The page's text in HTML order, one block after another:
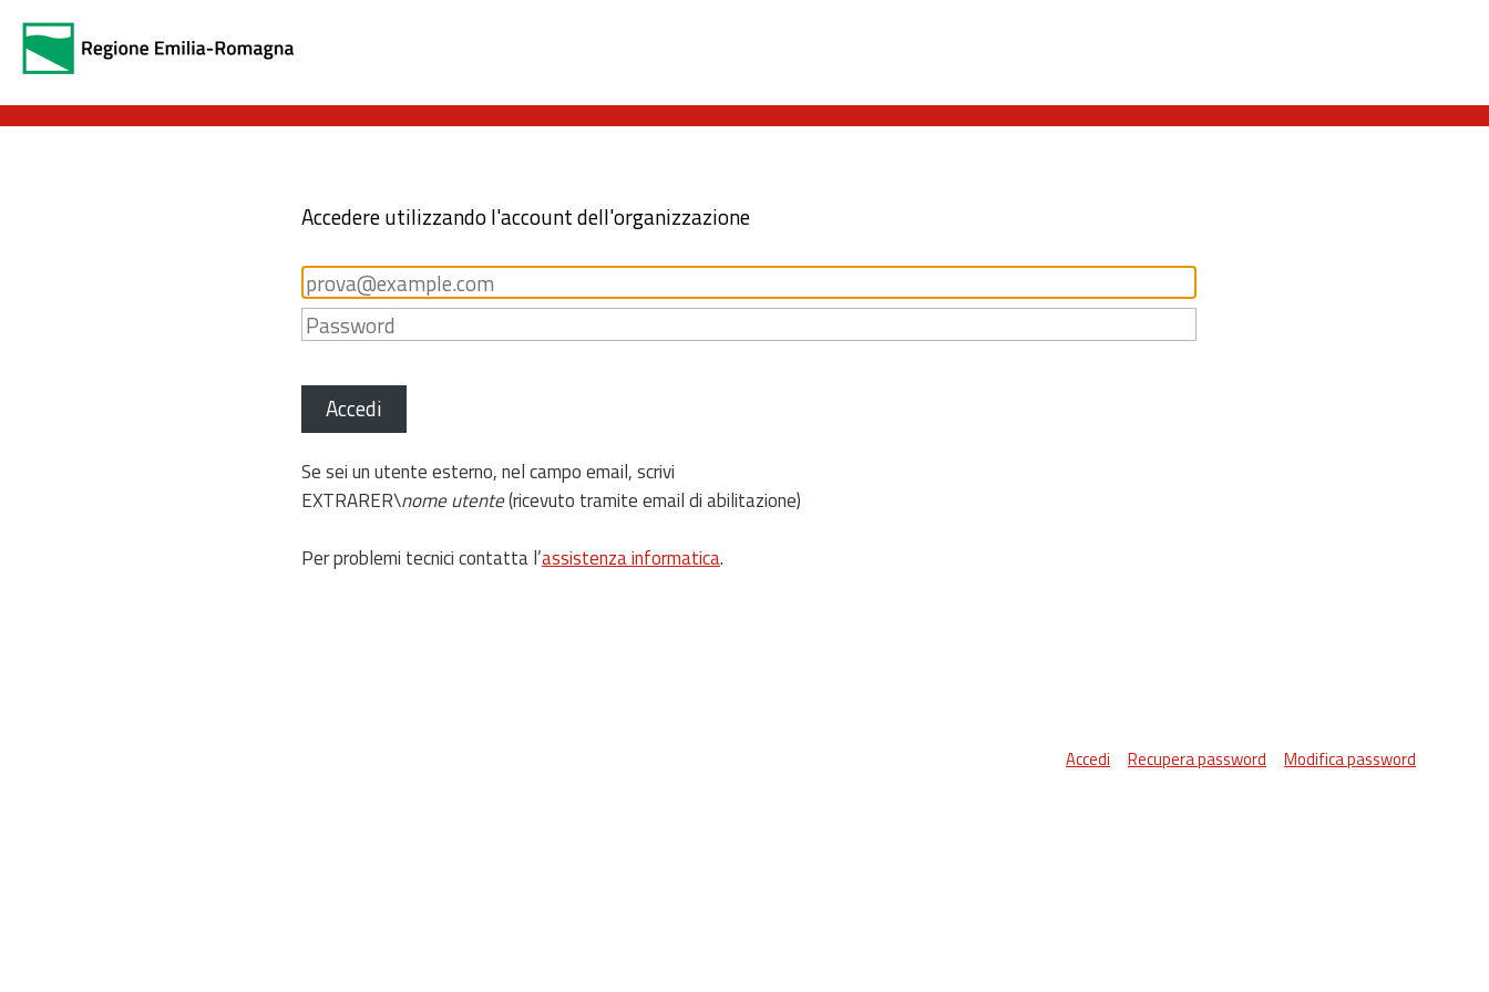
Accedere utilizzando l'account dell'organizzazione
Accedi
Se sei un utente esterno, nel campo email, scrivi
EXTRARER\nome utente(ricevuto tramite email di abilitazione)
Per problemi tecnici contatta l’assistenza informatica.
Accedi Recupera password Modifica password